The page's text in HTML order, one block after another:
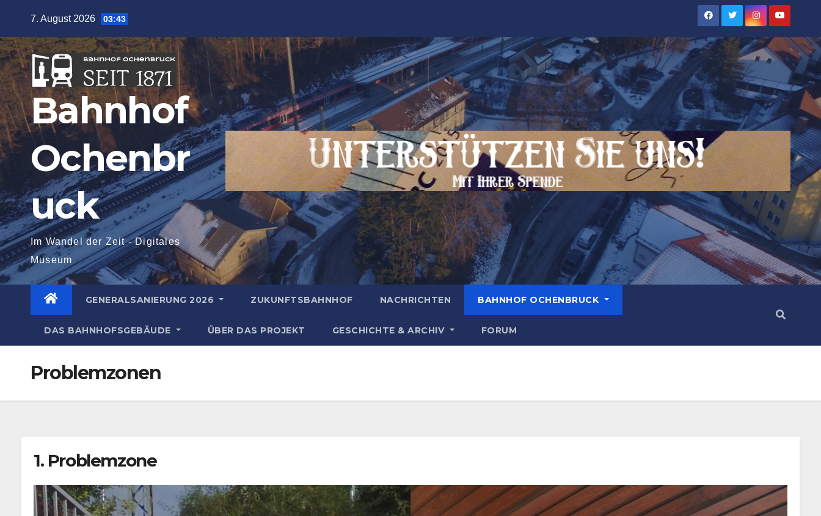
springen
7. August 2026 03:43
Bahnhof
Ochenbr
uck
Im Wandel der Zeit - Digitales
Museum
GENERALSANIERUNG 2026 ZUKUNFTSBAHNHOF NACHRICHTEN BAHNHOF OCHENBRUCK
DAS BAHNHOFSGEBÄUDE ÜBER DAS PROJEKT GESCHICHTE & ARCHIV FORUM
Problemzonen
1. Problemzone